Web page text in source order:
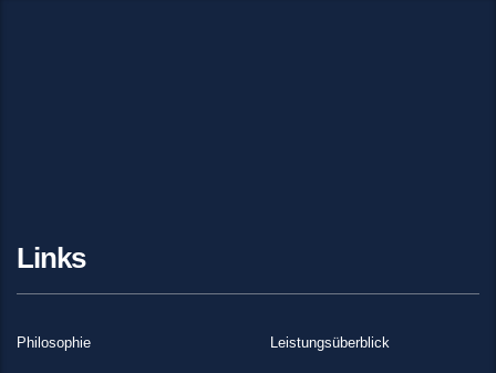
Links
Philosophie Leistungsüberblick